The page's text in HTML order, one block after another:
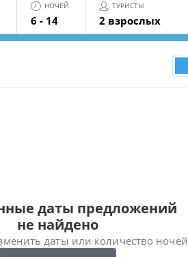
НОЧЕЙ
6 - 14
ТУРИСТЫ
2 взрослых
даты предложений
не найдено
даты или количество ночей